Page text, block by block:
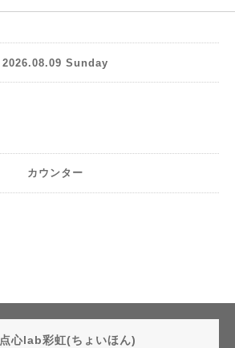
2026.08.09 Sunday
カウンター
心lab彩虹(ちょいほん)